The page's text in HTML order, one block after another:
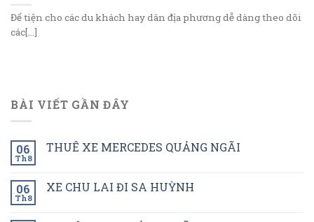
Để tiện cho các du khách hay dân địa phương dễ dàng theo dõi
các[...]
BÀI VIẾT GẦN ĐÂY
06
Th8
THUÊ XE MERCEDES QUẢNG NGÃI
06
Th8
XE CHU LAI ĐI SA HUỲNH